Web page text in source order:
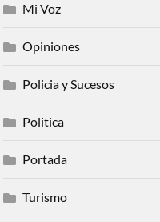
Mi Voz
Opiniones
Policia y Sucesos
Politica
Portada
Turismo